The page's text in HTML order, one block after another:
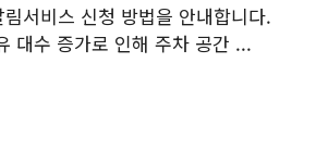
서비스 신청 방법을 안내합니다.
대수 증가로 인해 주차 공간 ...